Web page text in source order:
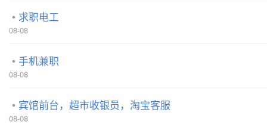
求职电工
08-08
手机兼职
08-08
宾馆前台，超市收银员，淘宝客服
08-08